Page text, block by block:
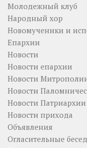
Молодежный клуб
Народный хор
Новомученики и
Епархии
Новости
Новости епархии
Новости
Новости
Новости Патриархии
Новости прихода
Объявления
Огласительные